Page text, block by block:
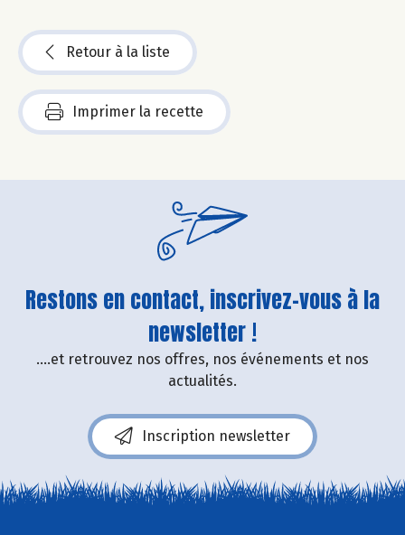
Retour à la liste
Imprimer la recette
Restons en contact, inscrivez-vous à la
newsletter !
....et retrouvez nos offres, nos événements et nos
actualités.
Inscription newsletter